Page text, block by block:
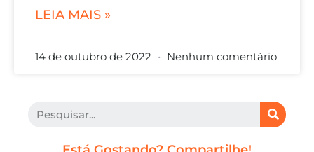
LEIA MAIS »
14 de outubro de 2022 Nenhum comentário